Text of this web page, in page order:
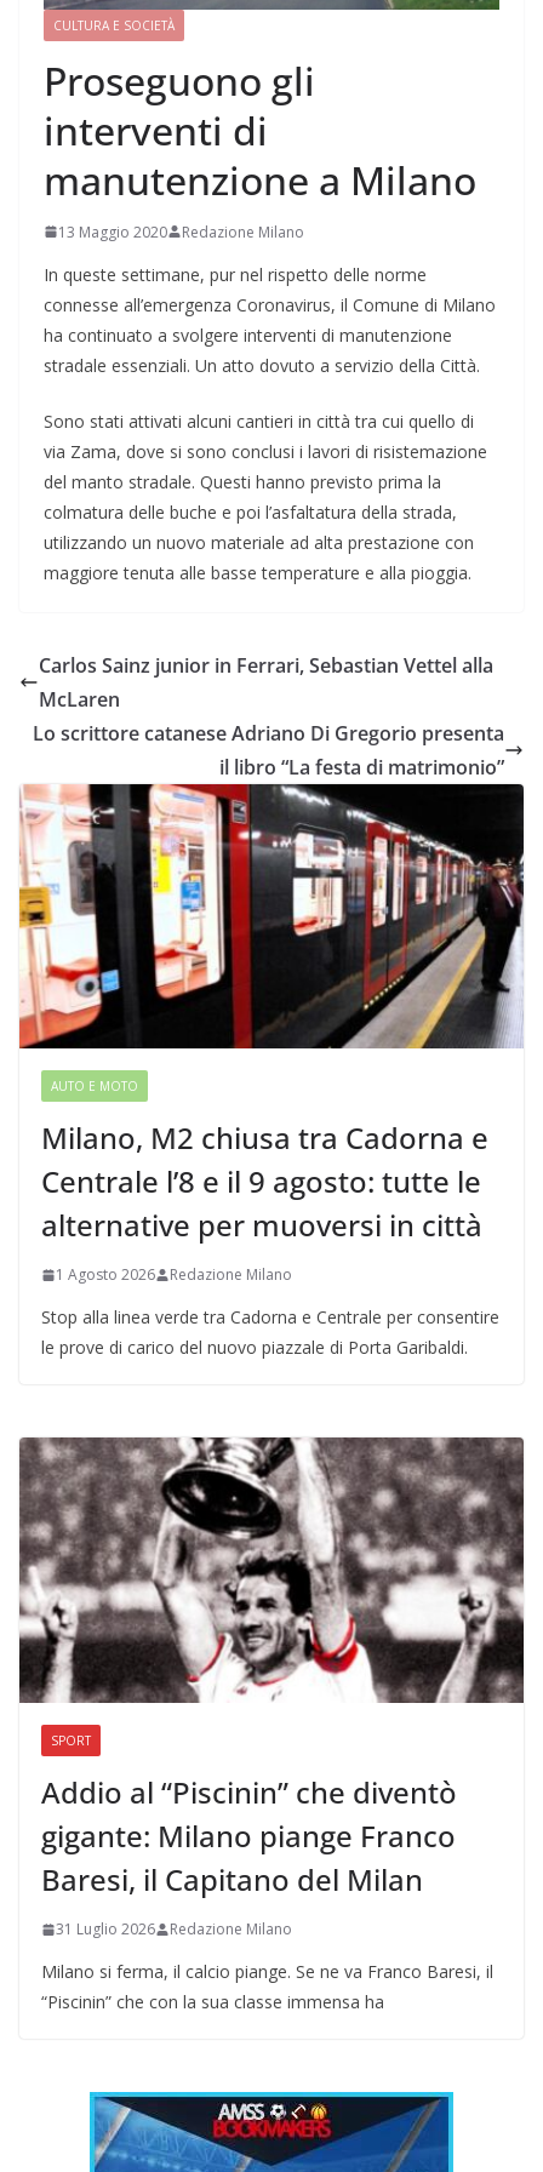
CULTURA E SOCIETÀ
Proseguono gli
interventi di
manutenzione a Milano
13 Maggio 2020 Redazione Milano
In queste settimane, pur nel rispetto delle norme
connesse all’emergenza Coronavirus, il Comune di Milano
ha continuato a svolgere interventi di manutenzione
stradale essenziali. Un atto dovuto a servizio della Città.
Sono stati attivati alcuni cantieri in città tra cui quello di
via Zama, dove si sono conclusi i lavori di risistemazione
del manto stradale. Questi hanno previsto prima la
colmatura delle buche e poi l’asfaltatura della strada,
utilizzando un nuovo materiale ad alta prestazione con
maggiore tenuta alle basse temperature e alla pioggia.
Carlos Sainz junior in Ferrari, Sebastian Vettel alla
McLaren
Lo scrittore catanese Adriano Di Gregorio presenta
il libro “La festa di matrimonio”
AUTO E MOTO
Milano, M2 chiusa tra Cadorna e
Centrale l’8 e il 9 agosto: tutte le
alternative per muoversi in città
1 Agosto 2026 Redazione Milano
Stop alla linea verde tra Cadorna e Centrale per consentire
le prove di carico del nuovo piazzale di Porta Garibaldi.
SPORT
Addio al “Piscinin” che diventò
gigante: Milano piange Franco
Baresi, il Capitano del Milan
31 Luglio 2026 Redazione Milano
Milano si ferma, il calcio piange. Se ne va Franco Baresi, il
“Piscinin” che con la sua classe immensa ha